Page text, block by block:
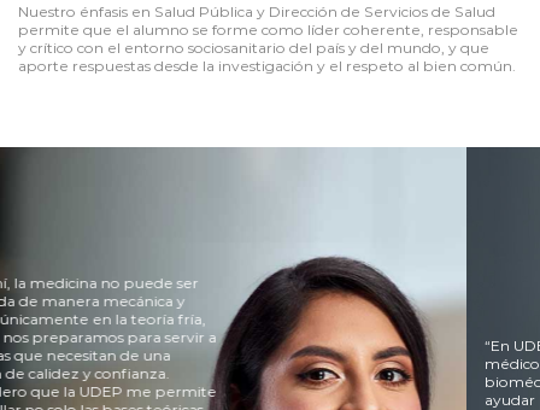
Nuestro énfasis en Salud Pública y Dirección de Servicios de Salud
permite que el alumno se forme como líder coherente, responsable
y crítico con el entorno sociosanitario del país y del mundo, y que
aporte respuestas desde la investigación y el respeto al bien común.
“En UDEP aprendí lo que significa ser
médico: utilizar el conocimiento
biomédico con el propósito final de
ayudar a las personas”.